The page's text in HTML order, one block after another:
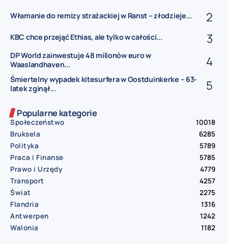
Włamanie do remizy strażackiej w Ranst – złodzieje...
KBC chce przejąć Ethias, ale tylko w całości...
DP World zainwestuje 48 milionów euro w
Waaslandhaven...
Śmiertelny wypadek kitesurfera w Oostduinkerke – 63-
latek zginął...
Popularne kategorie
Społeczeństwo
10018
Bruksela
6285
Polityka
5789
Praca i Finanse
5785
Prawo i Urzędy
4779
Transport
4257
Świat
2275
Flandria
1316
Antwerpen
1242
Walonia
1182